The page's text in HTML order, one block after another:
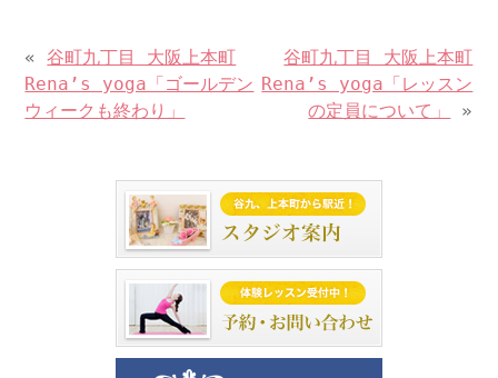
«谷町九丁目 大阪上本町
Rena’s yoga「ゴールデン
ウィークも終わり」
谷町九丁目 大阪上本町
Rena’s yoga「レッスン
の定員について」
»